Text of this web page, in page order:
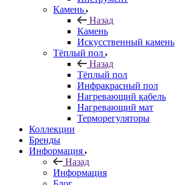
Камень
Назад
Камень
Искусственный камень
Тёплый пол
Назад
Тёплый пол
Инфракрасный пол
Нагревающий кабель
Нагревающий мат
Терморегуляторы
Коллекции
Бренды
Информация
Назад
Информация